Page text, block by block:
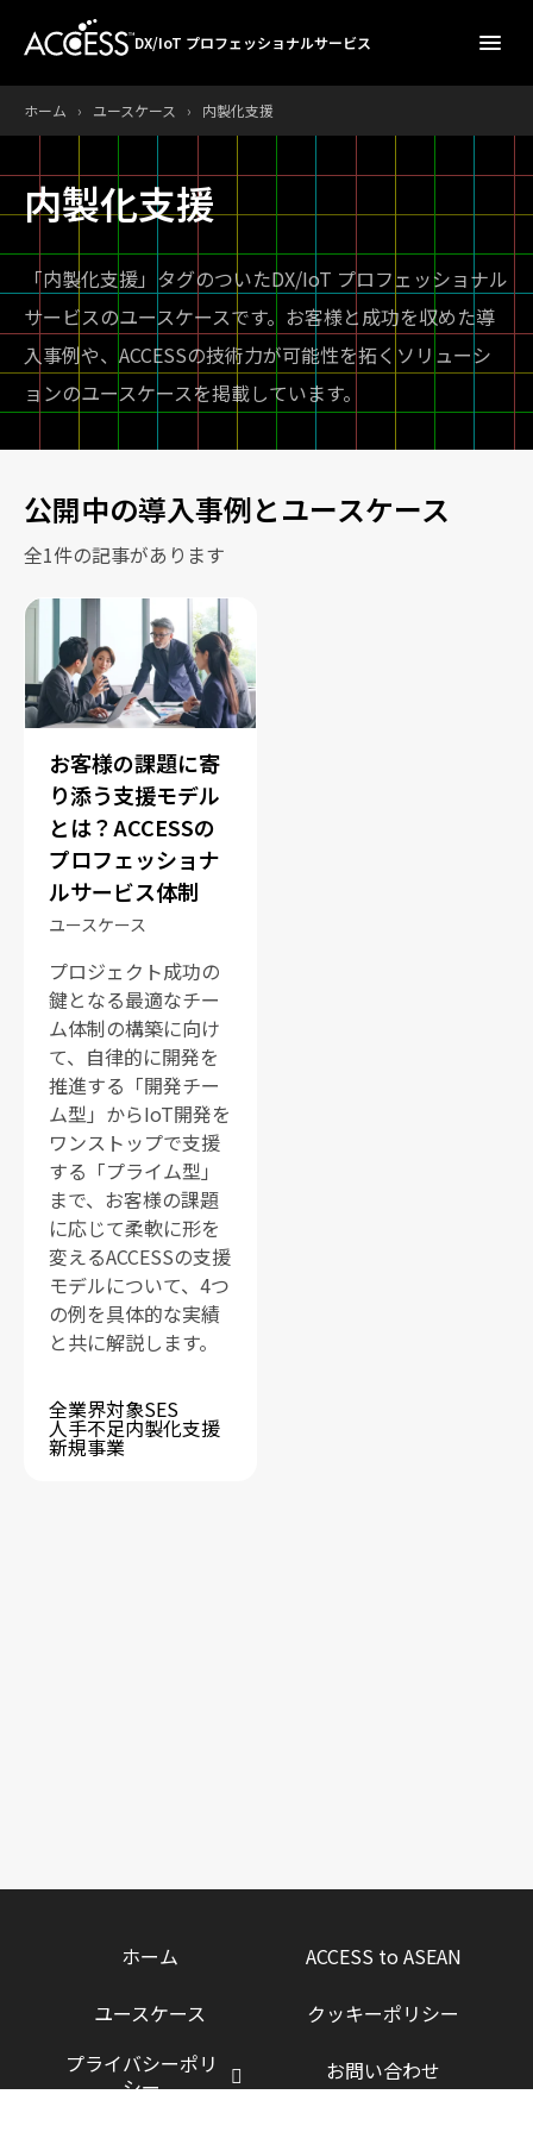
DX/IoT プロフェッショナルサービス menu
ホーム › ユースケース › 内製化支援
内製化支援
「内製化支援」タグのついたDX/IoT プロフェッショナル
サービスのユースケースです。 お客様と成功を収めた導
入事例や、ACCESSの技術力が可能性を拓くソリューシ
ョンのユースケースを掲載しています。
公開中の導入事例とユースケース
全1件の記事があります
お客様の課題に寄
り添う支援モデル
とは？ACCESSの
プロフェッショナ
ルサービス体制
ユースケース
プロジェクト成功の
鍵となる最適なチー
ム体制の構築に向け
て、自律的に開発を
推進する「開発チー
ム型」からIoT開発を
ワンストップで支援
する「プライム型」
まで、お客様の課題
に応じて柔軟に形を
変えるACCESSの支援
モデルについて、4つ
の例を具体的な実績
と共に解説します。
全業界対象SES
人手不足内製化支援
新規事業
ホーム
ACCESS to ASEAN
ユースケース
クッキーポリシー
プライバシーポリ
シー
お問い合わせ